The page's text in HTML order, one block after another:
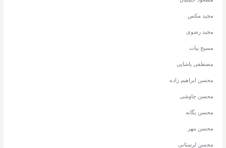
مجید مکس
مجید رضوی
مسیح بیات
مصطفی پاشایی
محسن ابراهیم زاده
محسن چاوشی
محسن یگانه
محسن مهر
محسن لرستانی